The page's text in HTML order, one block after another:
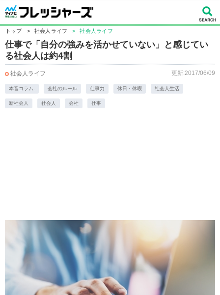
トップ > 社会人ライフ > 社会人ライフ
仕事で「自分の強みを活かせていない」と感じてい
る社会人は約4割
社会人ライフ 更新:2017/06/09
本音コラム. 会社のルール 仕事力 休日・休暇 社会人生活
新社会人 社会人 会社 仕事